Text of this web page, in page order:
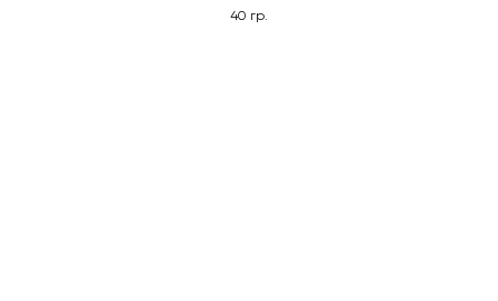
40 гр.